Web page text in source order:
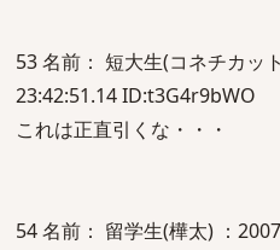
53 名前： 短大生(コネチカッ
23:42:51.14 ID:t3G4r9bWO
これは正直引くな・・・
54 名前： 留学生(樺太) ：